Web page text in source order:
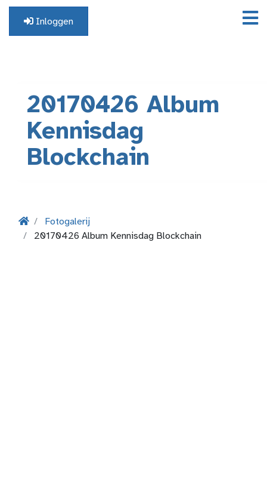
Inloggen
20170426 Album
Kennisdag
Blockchain
Fotogalerij
20170426 Album Kennisdag Blockchain